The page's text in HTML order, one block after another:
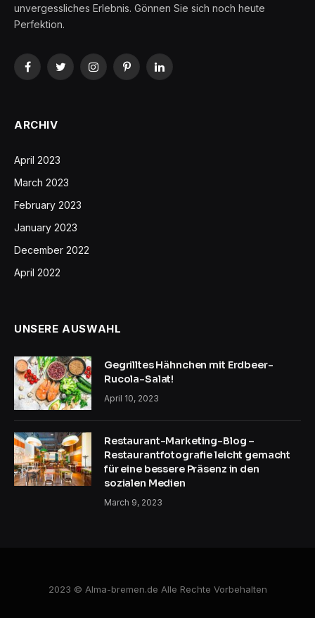
unvergessliches Erlebnis. Gönnen Sie sich noch heute
Perfektion.
FacebookTwitterInstagramPinterestLinkedIn
ARCHIV
April 2023
March 2023
February 2023
January 2023
December 2022
April 2022
UNSERE AUSWAHL
Gegrilltes Hähnchen mit Erdbeer-
Rucola-Salat!
April 10, 2023
Restaurant-Marketing-Blog –
Restaurantfotografie leicht gemacht
für eine bessere Präsenz in den
sozialen Medien
March 9, 2023
2023 © Alma-bremen.de Alle Rechte Vorbehalten